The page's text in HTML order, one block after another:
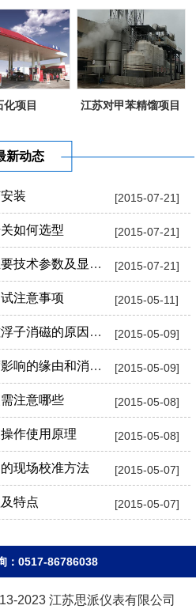
化项目 江苏对甲苯精馏项目
新动态
[2015-07-21]
装
[2015-07-21]
如何选型
[2015-07-21]
参数及显著特点
[2015-05-11]
注意事项
[2015-05-09]
磁的原因及解决
[2015-05-09]
缘由和消除办法
[2015-05-08]
注意哪些
[2015-05-08]
作使用原理
[2015-05-07]
现场校准方法
[2015-05-07]
特点
：0517-86786038
2023 江苏思派仪表有限公司